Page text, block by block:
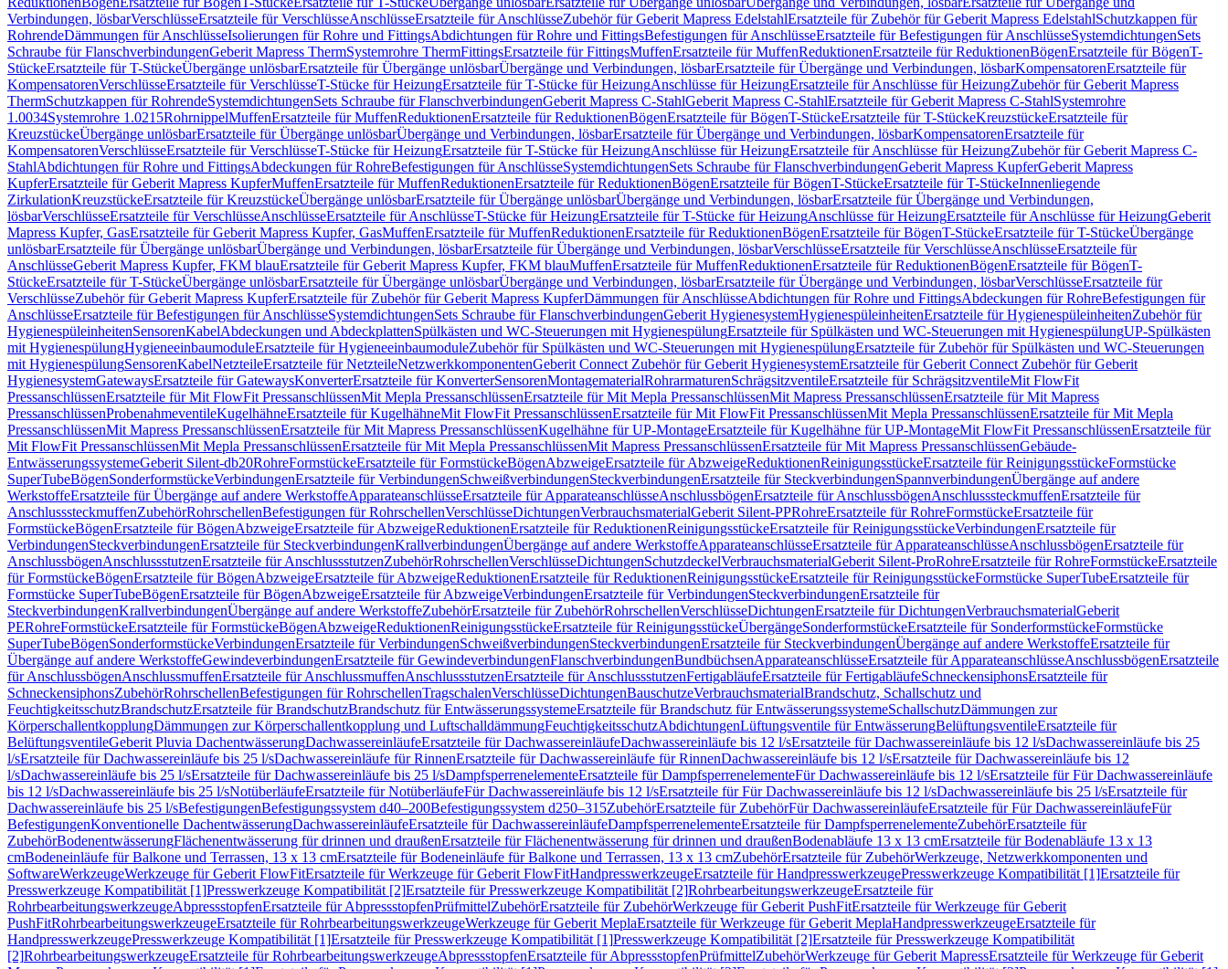
Verbindungen, lösbarVerschlüsseErsatzteile für VerschlüsseAnschlüsseErsatzteile für AnschlüsseZubehör für Geberit Mapress EdelstahlErsatzteile für Zubehör für Geberit Mapress EdelstahlSchutzkappen für
RohrendeDämmungen für AnschlüsseIsolierungen für Rohre und FittingsAbdichtungen für Rohre und FittingsBefestigungen für AnschlüsseErsatzteile für Befestigungen für AnschlüsseSystemdichtungenSets
Schraube für FlanschverbindungenGeberit Mapress ThermSystemrohre ThermFittingsErsatzteile für FittingsMuffenErsatzteile für MuffenReduktionenErsatzteile für ReduktionenBögenErsatzteile für BögenT-
StückeErsatzteile für T-StückeÜbergänge unlösbarErsatzteile für Übergänge unlösbarÜbergänge und Verbindungen, lösbarErsatzteile für Übergänge und Verbindungen, lösbarKompensatorenErsatzteile für
KompensatorenVerschlüsseErsatzteile für VerschlüsseT-Stücke für HeizungErsatzteile für T-Stücke für HeizungAnschlüsse für HeizungErsatzteile für Anschlüsse für HeizungZubehör für Geberit Mapress
ThermSchutzkappen für RohrendeSystemdichtungenSets Schraube für FlanschverbindungenGeberit Mapress C-StahlGeberit Mapress C-StahlErsatzteile für Geberit Mapress C-StahlSystemrohre
1.0034Systemrohre 1.0215RohrnippelMuffenErsatzteile für MuffenReduktionenErsatzteile für ReduktionenBögenErsatzteile für BögenT-StückeErsatzteile für T-StückeKreuzstückeErsatzteile für
KreuzstückeÜbergänge unlösbarErsatzteile für Übergänge unlösbarÜbergänge und Verbindungen, lösbarErsatzteile für Übergänge und Verbindungen, lösbarKompensatorenErsatzteile für
KompensatorenVerschlüsseErsatzteile für VerschlüsseT-Stücke für HeizungErsatzteile für T-Stücke für HeizungAnschlüsse für HeizungErsatzteile für Anschlüsse für HeizungZubehör für Geberit Mapress C-
StahlAbdichtungen für Rohre und FittingsAbdeckungen für RohreBefestigungen für AnschlüsseSystemdichtungenSets Schraube für FlanschverbindungenGeberit Mapress KupferGeberit Mapress
KupferErsatzteile für Geberit Mapress KupferMuffenErsatzteile für MuffenReduktionenErsatzteile für ReduktionenBögenErsatzteile für BögenT-StückeErsatzteile für T-StückeInnenliegende
ZirkulationKreuzstückeErsatzteile für KreuzstückeÜbergänge unlösbarErsatzteile für Übergänge unlösbarÜbergänge und Verbindungen, lösbarErsatzteile für Übergänge und Verbindungen,
lösbarVerschlüsseErsatzteile für VerschlüsseAnschlüsseErsatzteile für AnschlüsseT-Stücke für HeizungErsatzteile für T-Stücke für HeizungAnschlüsse für HeizungErsatzteile für Anschlüsse für HeizungGeberit
Mapress Kupfer, GasErsatzteile für Geberit Mapress Kupfer, GasMuffenErsatzteile für MuffenReduktionenErsatzteile für ReduktionenBögenErsatzteile für BögenT-StückeErsatzteile für T-StückeÜbergänge
unlösbarErsatzteile für Übergänge unlösbarÜbergänge und Verbindungen, lösbarErsatzteile für Übergänge und Verbindungen, lösbarVerschlüsseErsatzteile für VerschlüsseAnschlüsseErsatzteile für
AnschlüsseGeberit Mapress Kupfer, FKM blauErsatzteile für Geberit Mapress Kupfer, FKM blauMuffenErsatzteile für MuffenReduktionenErsatzteile für ReduktionenBögenErsatzteile für BögenT-
StückeErsatzteile für T-StückeÜbergänge unlösbarErsatzteile für Übergänge unlösbarÜbergänge und Verbindungen, lösbarErsatzteile für Übergänge und Verbindungen, lösbarVerschlüsseErsatzteile für
VerschlüsseZubehör für Geberit Mapress KupferErsatzteile für Zubehör für Geberit Mapress KupferDämmungen für AnschlüsseAbdichtungen für Rohre und FittingsAbdeckungen für RohreBefestigungen für
AnschlüsseErsatzteile für Befestigungen für AnschlüsseSystemdichtungenSets Schraube für FlanschverbindungenGeberit HygienesystemHygienespüleinheitenErsatzteile für HygienespüleinheitenZubehör für
HygienespüleinheitenSensorenKabelAbdeckungen und AbdeckplattenSpülkästen und WC-Steuerungen mit HygienespülungErsatzteile für Spülkästen und WC-Steuerungen mit HygienespülungUP-Spülkästen
mit HygienespülungHygieneeinbaumoduleErsatzteile für HygieneeinbaumoduleZubehör für Spülkästen und WC-Steuerungen mit HygienespülungErsatzteile für Zubehör für Spülkästen und WC-Steuerungen
mit HygienespülungSensorenKabelNetzteileErsatzteile für NetzteileNetzwerkkomponentenGeberit Connect Zubehör für Geberit HygienesystemErsatzteile für Geberit Connect Zubehör für Geberit
HygienesystemGatewaysErsatzteile für GatewaysKonverterErsatzteile für KonverterSensorenMontagematerialRohrarmaturenSchrägsitzventileErsatzteile für SchrägsitzventileMit FlowFit
PressanschlüssenErsatzteile für Mit FlowFit PressanschlüssenMit Mepla PressanschlüssenErsatzteile für Mit Mepla PressanschlüssenMit Mapress PressanschlüssenErsatzteile für Mit Mapress
PressanschlüssenProbenahmeventileKugelhähneErsatzteile für KugelhähneMit FlowFit PressanschlüssenErsatzteile für Mit FlowFit PressanschlüssenMit Mepla PressanschlüssenErsatzteile für Mit Mepla
PressanschlüssenMit Mapress PressanschlüssenErsatzteile für Mit Mapress PressanschlüssenKugelhähne für UP-MontageErsatzteile für Kugelhähne für UP-MontageMit FlowFit PressanschlüssenErsatzteile für
Mit FlowFit PressanschlüssenMit Mepla PressanschlüssenErsatzteile für Mit Mepla PressanschlüssenMit Mapress PressanschlüssenErsatzteile für Mit Mapress PressanschlüssenGebäude-
EntwässerungssystemeGeberit Silent-db20RohreFormstückeErsatzteile für FormstückeBögenAbzweigeErsatzteile für AbzweigeReduktionenReinigungsstückeErsatzteile für ReinigungsstückeFormstücke
SuperTubeBögenSonderformstückeVerbindungenErsatzteile für VerbindungenSchweißverbindungenSteckverbindungenErsatzteile für SteckverbindungenSpannverbindungenÜbergänge auf andere
WerkstoffeErsatzteile für Übergänge auf andere WerkstoffeApparateanschlüsseErsatzteile für ApparateanschlüsseAnschlussbögenErsatzteile für AnschlussbögenAnschlusssteckmuffenErsatzteile für
AnschlusssteckmuffenZubehörRohrschellenBefestigungen für RohrschellenVerschlüsseDichtungenVerbrauchsmaterialGeberit Silent-PPRohreErsatzteile für RohreFormstückeErsatzteile für
FormstückeBögenErsatzteile für BögenAbzweigeErsatzteile für AbzweigeReduktionenErsatzteile für ReduktionenReinigungsstückeErsatzteile für ReinigungsstückeVerbindungenErsatzteile für
VerbindungenSteckverbindungenErsatzteile für SteckverbindungenKrallverbindungenÜbergänge auf andere WerkstoffeApparateanschlüsseErsatzteile für ApparateanschlüsseAnschlussbögenErsatzteile für
AnschlussbögenAnschlussstutzenErsatzteile für AnschlussstutzenZubehörRohrschellenVerschlüsseDichtungenSchutzdeckelVerbrauchsmaterialGeberit Silent-ProRohreErsatzteile für RohreFormstückeErsatzteile
für FormstückeBögenErsatzteile für BögenAbzweigeErsatzteile für AbzweigeReduktionenErsatzteile für ReduktionenReinigungsstückeErsatzteile für ReinigungsstückeFormstücke SuperTubeErsatzteile für
Formstücke SuperTubeBögenErsatzteile für BögenAbzweigeErsatzteile für AbzweigeVerbindungenErsatzteile für VerbindungenSteckverbindungenErsatzteile für
SteckverbindungenKrallverbindungenÜbergänge auf andere WerkstoffeZubehörErsatzteile für ZubehörRohrschellenVerschlüsseDichtungenErsatzteile für DichtungenVerbrauchsmaterialGeberit
PERohreFormstückeErsatzteile für FormstückeBögenAbzweigeReduktionenReinigungsstückeErsatzteile für ReinigungsstückeÜbergängeSonderformstückeErsatzteile für SonderformstückeFormstücke
SuperTubeBögenSonderformstückeVerbindungenErsatzteile für VerbindungenSchweißverbindungenSteckverbindungenErsatzteile für SteckverbindungenÜbergänge auf andere WerkstoffeErsatzteile für
Übergänge auf andere WerkstoffeGewindeverbindungenErsatzteile für GewindeverbindungenFlanschverbindungenBundbüchsenApparateanschlüsseErsatzteile für ApparateanschlüsseAnschlussbögenErsatzteile
für AnschlussbögenAnschlussmuffenErsatzteile für AnschlussmuffenAnschlussstutzenErsatzteile für AnschlussstutzenFertigabläufeErsatzteile für FertigabläufeSchneckensiphonsErsatzteile für
SchneckensiphonsZubehörRohrschellenBefestigungen für RohrschellenTragschalenVerschlüsseDichtungenBauschutzeVerbrauchsmaterialBrandschutz, Schallschutz und
FeuchtigkeitsschutzBrandschutzErsatzteile für BrandschutzBrandschutz für EntwässerungssystemeErsatzteile für Brandschutz für EntwässerungssystemeSchallschutzDämmungen zur
KörperschallentkopplungDämmungen zur Körperschallentkopplung und LuftschalldämmungFeuchtigkeitsschutzAbdichtungenLüftungsventile für EntwässerungBelüftungsventileErsatzteile für
BelüftungsventileGeberit Pluvia DachentwässerungDachwassereinläufeErsatzteile für DachwassereinläufeDachwassereinläufe bis 12 l/sErsatzteile für Dachwassereinläufe bis 12 l/sDachwassereinläufe bis 25
l/sErsatzteile für Dachwassereinläufe bis 25 l/sDachwassereinläufe für RinnenErsatzteile für Dachwassereinläufe für RinnenDachwassereinläufe bis 12 l/sErsatzteile für Dachwassereinläufe bis 12
l/sDachwassereinläufe bis 25 l/sErsatzteile für Dachwassereinläufe bis 25 l/sDampfsperrenelementeErsatzteile für DampfsperrenelementeFür Dachwassereinläufe bis 12 l/sErsatzteile für Für Dachwassereinläufe
bis 12 l/sDachwassereinläufe bis 25 l/sNotüberläufeErsatzteile für NotüberläufeFür Dachwassereinläufe bis 12 l/sErsatzteile für Für Dachwassereinläufe bis 12 l/sDachwassereinläufe bis 25 l/sErsatzteile für
Dachwassereinläufe bis 25 l/sBefestigungenBefestigungssystem d40–200Befestigungssystem d250–315ZubehörErsatzteile für ZubehörFür DachwassereinläufeErsatzteile für Für DachwassereinläufeFür
BefestigungenKonventionelle DachentwässerungDachwassereinläufeErsatzteile für DachwassereinläufeDampfsperrenelementeErsatzteile für DampfsperrenelementeZubehörErsatzteile für
ZubehörBodenentwässerungFlächenentwässerung für drinnen und draußenErsatzteile für Flächenentwässerung für drinnen und draußenBodenabläufe 13 x 13 cmErsatzteile für Bodenabläufe 13 x 13
cmBodeneinläufe für Balkone und Terrassen, 13 x 13 cmErsatzteile für Bodeneinläufe für Balkone und Terrassen, 13 x 13 cmZubehörErsatzteile für ZubehörWerkzeuge, Netzwerkkomponenten und
SoftwareWerkzeugeWerkzeuge für Geberit FlowFitErsatzteile für Werkzeuge für Geberit FlowFitHandpresswerkzeugeErsatzteile für HandpresswerkzeugePresswerkzeuge Kompatibilität [1]Ersatzteile für
Presswerkzeuge Kompatibilität [1]Presswerkzeuge Kompatibilität [2]Ersatzteile für Presswerkzeuge Kompatibilität [2]RohrbearbeitungswerkzeugeErsatzteile für
RohrbearbeitungswerkzeugeAbpressstopfenErsatzteile für AbpressstopfenPrüfmittelZubehörErsatzteile für ZubehörWerkzeuge für Geberit PushFitErsatzteile für Werkzeuge für Geberit
PushFitRohrbearbeitungswerkzeugeErsatzteile für RohrbearbeitungswerkzeugeWerkzeuge für Geberit MeplaErsatzteile für Werkzeuge für Geberit MeplaHandpresswerkzeugeErsatzteile für
HandpresswerkzeugePresswerkzeuge Kompatibilität [1]Ersatzteile für Presswerkzeuge Kompatibilität [1]Presswerkzeuge Kompatibilität [2]Ersatzteile für Presswerkzeuge Kompatibilität
[2]RohrbearbeitungswerkzeugeErsatzteile für RohrbearbeitungswerkzeugeAbpressstopfenErsatzteile für AbpressstopfenPrüfmittelZubehörWerkzeuge für Geberit MapressErsatzteile für Werkzeuge für Geberit